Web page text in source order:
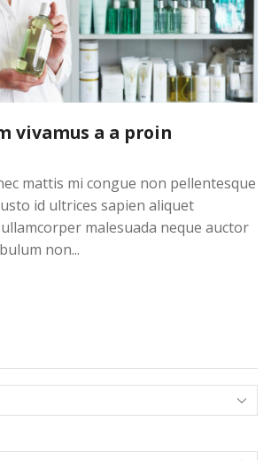
vivamus a a proin
mattis mi congue non pellentesque
id ultrices sapien aliquet
malesuada neque auctor
non...